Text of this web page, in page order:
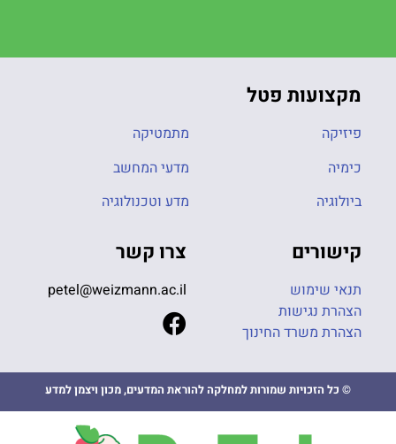
מקצועות פטל
פיזיקה
כימיה
ביולוגיה
מתמטיקה
מדעי המחשב
מדע וטכנולוגיה
קישורים
תנאי שימוש
הצהרת נגישות
הצהרת משרד החינוך
צרו קשר
petel@weizmann.ac.il
© כל הזכויות שמורות למחלקה להוראת המדעים, מכון ויצמן למדע